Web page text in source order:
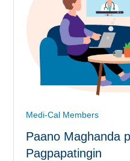
Medi-Cal Members
Paano Maghanda
Pagpapatingin